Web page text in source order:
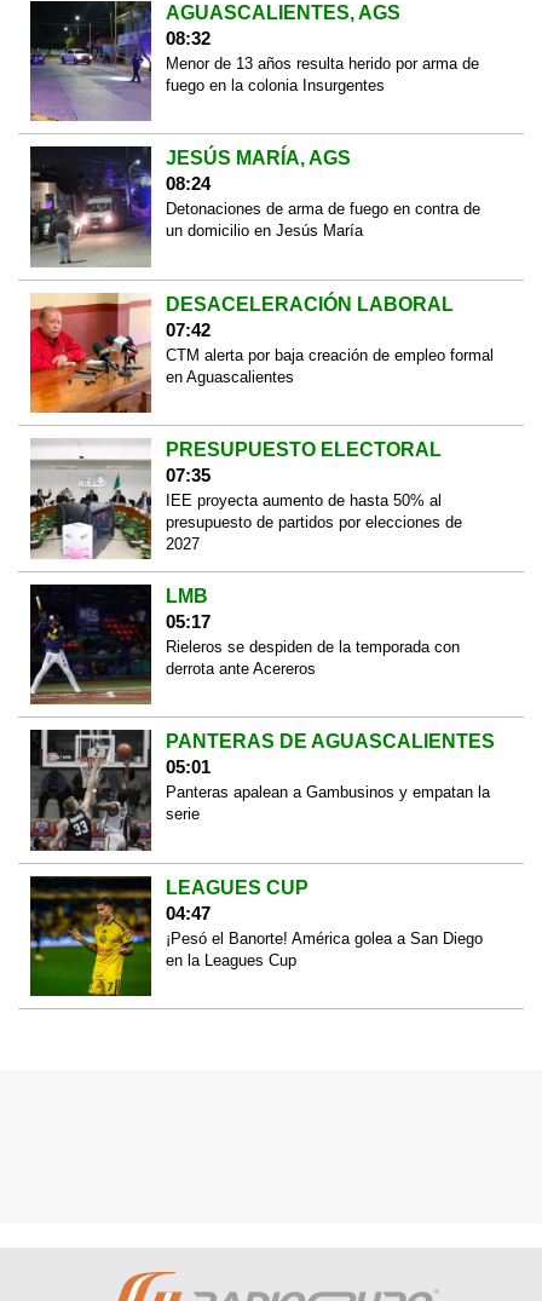
AGUASCALIENTES, AGS
08:32
Menor de 13 años resulta herido por arma de
fuego en la colonia Insurgentes
JESÚS MARÍA, AGS
08:24
Detonaciones de arma de fuego en contra de
un domicilio en Jesús María
DESACELERACIÓN LABORAL
07:42
CTM alerta por baja creación de empleo formal
en Aguascalientes
PRESUPUESTO ELECTORAL
07:35
IEE proyecta aumento de hasta 50% al
presupuesto de partidos por elecciones de
2027
LMB
05:17
Rieleros se despiden de la temporada con
derrota ante Acereros
PANTERAS DE AGUASCALIENTES
05:01
Panteras apalean a Gambusinos y empatan la
serie
LEAGUES CUP
04:47
¡Pesó el Banorte! América golea a San Diego
en la Leagues Cup